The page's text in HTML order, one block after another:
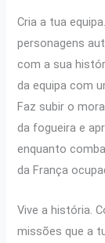
Cria a tua
personagens
com a sua
da equipa com
Faz subir o
da fogueira e
enquanto
da França
Vive a história.
missões que a